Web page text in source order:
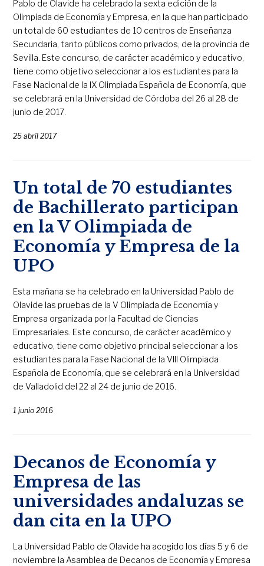
Pablo de Olavide ha celebrado la sexta edición de la
Olimpiada de Economía y Empresa, en la que han participado
un total de 60 estudiantes de 10 centros de Enseñanza
Secundaria, tanto públicos como privados, de la provincia de
Sevilla. Este concurso, de carácter académico y educativo,
tiene como objetivo seleccionar a los estudiantes para la
Fase Nacional de la IX Olimpiada Española de Economía, que
se celebrará en la Universidad de Córdoba del 26 al 28 de
junio de 2017.
25 abril 2017
Un total de 70 estudiantes
de Bachillerato participan
en la V Olimpiada de
Economía y Empresa de la
UPO
Esta mañana se ha celebrado en la Universidad Pablo de
Olavide las pruebas de la V Olimpiada de Economía y
Empresa organizada por la Facultad de Ciencias
Empresariales. Este concurso, de carácter académico y
educativo, tiene como objetivo principal seleccionar a los
estudiantes para la Fase Nacional de la VIII Olimpiada
Española de Economía, que se celebrará en la Universidad
de Valladolid del 22 al 24 de junio de 2016.
1 junio 2016
Decanos de Economía y
Empresa de las
universidades andaluzas se
dan cita en la UPO
La Universidad Pablo de Olavide ha acogido los días 5 y 6 de
noviembre la Asamblea de Decanos de Economía y Empresa